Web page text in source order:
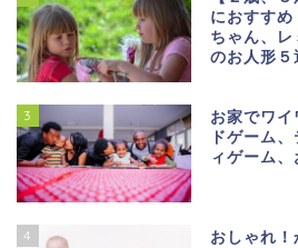
におすす
ちゃん、
のお人形５
3
お家でワ
ドゲーム
ィゲーム
4
おしゃれ